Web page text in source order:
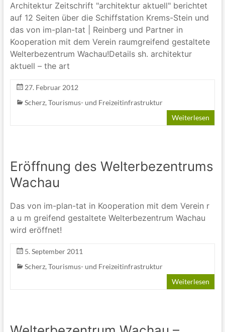
Architektur Zeitschrift "architektur aktuell" berichtet
auf 12 Seiten über die Schiffstation Krems-Stein und
das von im-plan-tat | Reinberg und Partner in
Kooperation mit dem Verein raumgreifend gestaltete
Welterbezentrum Wachau!Details sh. architektur
aktuell – the art
27. Februar 2012
Scherz, Tourismus- und Freizeitinfrastruktur
Weiterlesen
Eröffnung des Welterbezentrums
Wachau
Das von im-plan-tat in Kooperation mit dem Verein r
a u m greifend gestaltete Welterbezentrum Wachau
wird eröffnet!
5. September 2011
Scherz, Tourismus- und Freizeitinfrastruktur
Weiterlesen